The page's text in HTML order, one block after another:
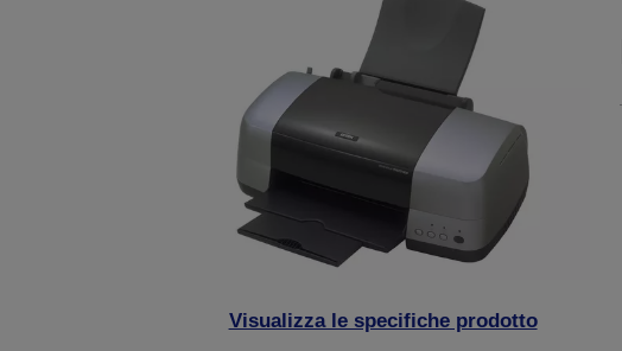
Visualizza le specifiche prodotto